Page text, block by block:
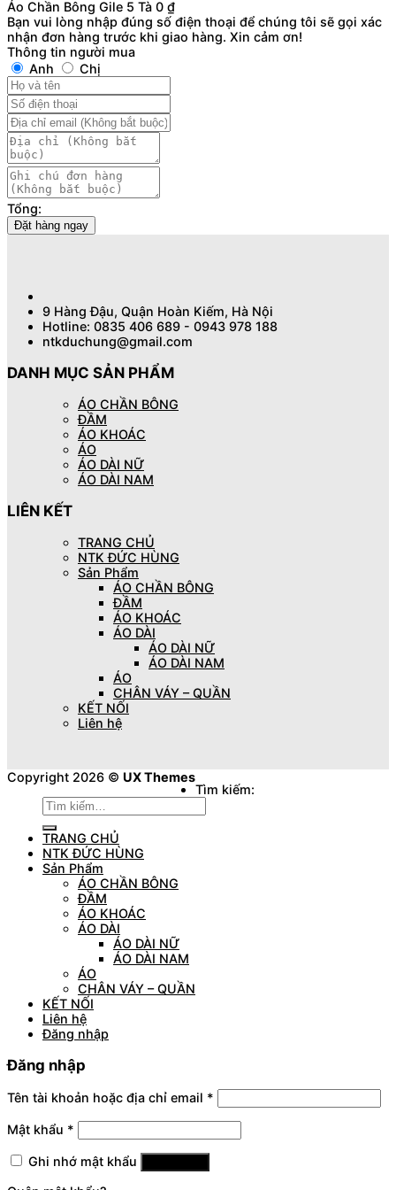
Áo Chần Bông Gile 5 Tà 0 ₫
Bạn vui lòng nhập đúng số điện thoại để chúng tôi sẽ gọi xác
nhận đơn hàng trước khi giao hàng. Xin cảm ơn!
Thông tin người mua
Anh
Chị
Tổng:
Đặt hàng ngay
9 Hàng Đậu, Quận Hoàn Kiếm, Hà Nội
Hotline: 0835 406 689 - 0943 978 188
ntkduchung@gmail.com
DANH MỤC SẢN PHẨM
ÁO CHẦN BÔNG
ĐẦM
ÁO KHOÁC
ÁO
ÁO DÀI NỮ
ÁO DÀI NAM
LIÊN KẾT
TRANG CHỦ
NTK ĐỨC HÙNG
Sản Phẩm
ÁO CHẦN BÔNG
ĐẦM
ÁO KHOÁC
ÁO DÀI
ÁO DÀI NỮ
ÁO DÀI NAM
ÁO
CHÂN VÁY – QUẦN
KẾT NỐI
Liên hệ
Copyright 2026 © UX Themes
Tìm kiếm:
TRANG CHỦ
NTK ĐỨC HÙNG
Sản Phẩm
ÁO CHẦN BÔNG
ĐẦM
ÁO KHOÁC
ÁO DÀI
ÁO DÀI NỮ
ÁO DÀI NAM
ÁO
CHÂN VÁY – QUẦN
KẾT NỐI
Liên hệ
Đăng nhập
Đăng nhập
Tên tài khoản hoặc địa chỉ email *
Mật khẩu *
Ghi nhớ mật khẩu